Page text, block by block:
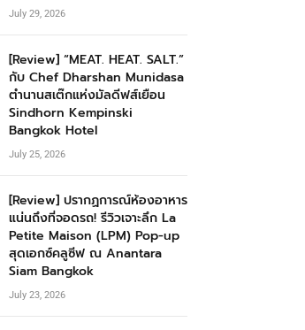
July 29, 2026
[Review] “MEAT. HEAT. SALT.”
กับ Chef Dharshan Munidasa
ตำนานสเต๊กแห่งมัลดีฟส์เยือน
Sindhorn Kempinski
Bangkok Hotel
July 25, 2026
[Review] ปรากฏการณ์ห้องอาหาร
แน่นถึงที่จอดรถ! รีวิวเจาะลึก La
Petite Maison (LPM) Pop-up
สุดเอกซ์คลูซีฟ ณ Anantara
Siam Bangkok
July 23, 2026